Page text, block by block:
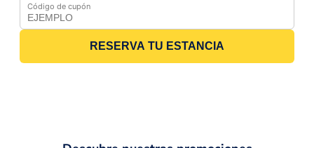
Código de cupón
RESERVA TU ESTANCIA